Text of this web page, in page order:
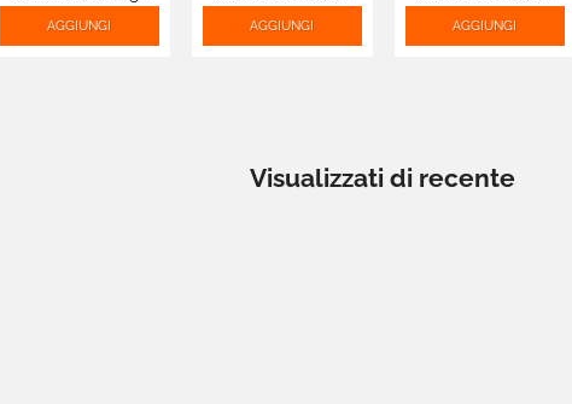
Polish Brass - mod.
254B
AGGIUNGI
Fantasia Floral Leaf
Design - mod. 29730
AGGIUNGI
Fantasia Guy Harvey
- mod. 48966
AGGIUNGI
Visualizzati di recente